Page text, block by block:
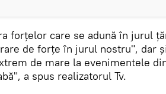
forțelor care se adună în jurul
de forțe în jurul nostru", dar
de mare la evenimentele
a spus realizatorul Tv.